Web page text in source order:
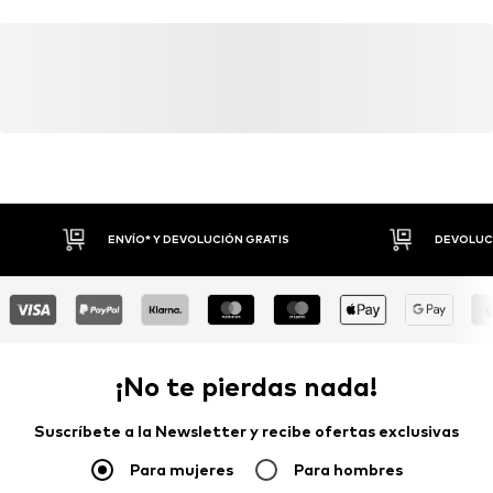
ENVÍO* Y DEVOLUCIÓN GRATIS
¡No te pierdas nada!
Suscríbete a la Newsletter y recibe ofertas exclusivas
Para mujeres Para hombres